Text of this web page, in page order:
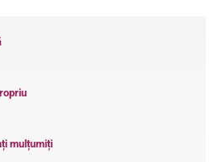
mulțumiți